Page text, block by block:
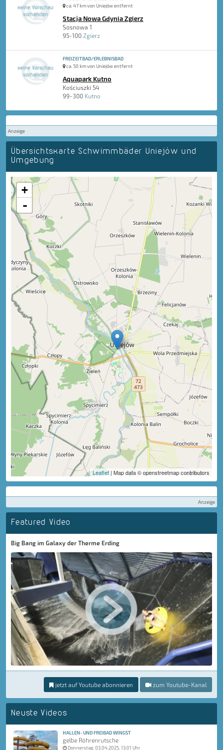
ca. 47 km von Uniejów entfernt
Stacja Nowa Gdynia Zgierz
Sosnowa 1
95-100 Zgierz
FREIZEITBAD/ERLEBNISBAD
ca. 50 km von Uniejów entfernt
Aquapark Kutno
Kościuszki 54
99-300 Kutno
Anzeige
Übersichtskarte Schwimmbäder Uniejów und
Umgebung
+
-
Leaflet | Map data © openstreetmap contributors
Anzeige
Featured Video
Big Bang im Galaxy der Therme Erding
jetzt auf Youtube abonnieren zum Youtube-Kanal
Neuste Videos
HALLEN- UND FREIBAD WINGST
gelbe Röhrenrutsche
Donnerstag, 03.04.2025, 13:01 Uhr